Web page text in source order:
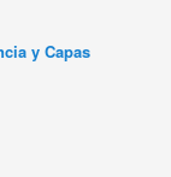
y Capas